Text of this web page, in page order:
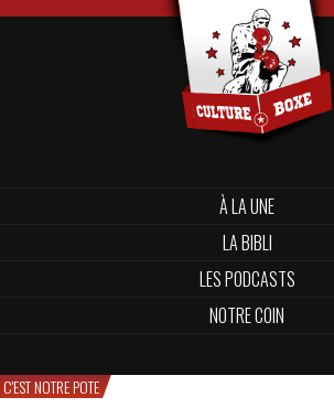
À LA UNE
LA BIBLI
LES PODCASTS
NOTRE COIN
C'EST NOTRE POTE